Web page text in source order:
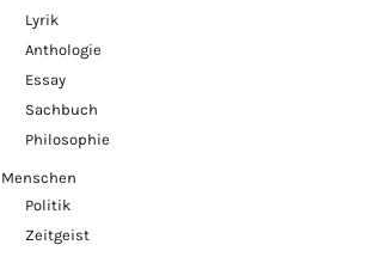
Lyrik
Anthologie
Essay
Sachbuch
Philosophie
Menschen
Politik
Zeitgeist